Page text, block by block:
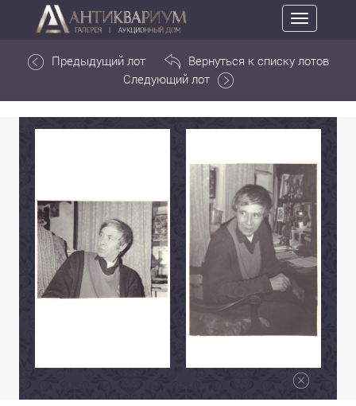
Toggle
navigation
Предыдущий лот
Вернуться к списку лотов
Следующий лот